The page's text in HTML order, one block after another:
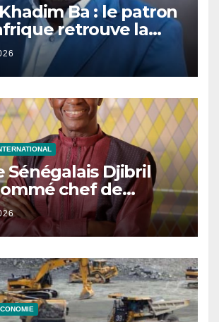
Ba : le patron
retrouve la
Sénégalais Djibril
chef de
président de la
générale.